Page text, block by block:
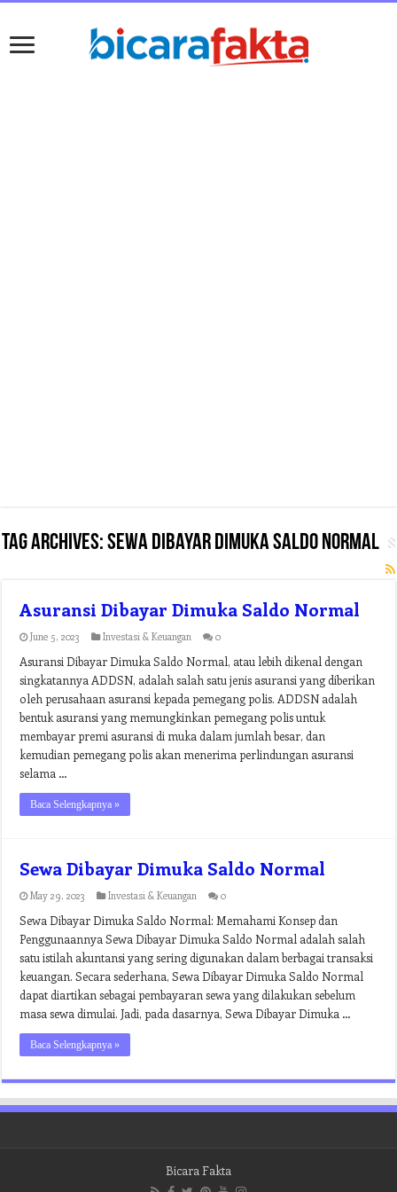
Tag Archives:sewa dibayar dimuka saldo normal
Asuransi Dibayar Dimuka Saldo Normal
June 5, 2023 Investasi & Keuangan 0
Asuransi Dibayar Dimuka Saldo Normal, atau lebih dikenal dengan
singkatannya ADDSN, adalah salah satu jenis asuransi yang diberikan
oleh perusahaan asuransi kepada pemegang polis. ADDSN adalah
bentuk asuransi yang memungkinkan pemegang polis untuk
membayar premi asuransi di muka dalam jumlah besar, dan
kemudian pemegang polis akan menerima perlindungan asuransi
selama …
Baca Selengkapnya »
Sewa Dibayar Dimuka Saldo Normal
May 29, 2023 Investasi & Keuangan 0
Sewa Dibayar Dimuka Saldo Normal: Memahami Konsep dan
Penggunaannya Sewa Dibayar Dimuka Saldo Normal adalah salah
satu istilah akuntansi yang sering digunakan dalam berbagai transaksi
keuangan. Secara sederhana, Sewa Dibayar Dimuka Saldo Normal
dapat diartikan sebagai pembayaran sewa yang dilakukan sebelum
masa sewa dimulai. Jadi, pada dasarnya, Sewa Dibayar Dimuka …
Baca Selengkapnya »
Bicara Fakta